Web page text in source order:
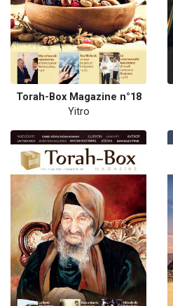
Torah-Box Magazine n°18
Yitro